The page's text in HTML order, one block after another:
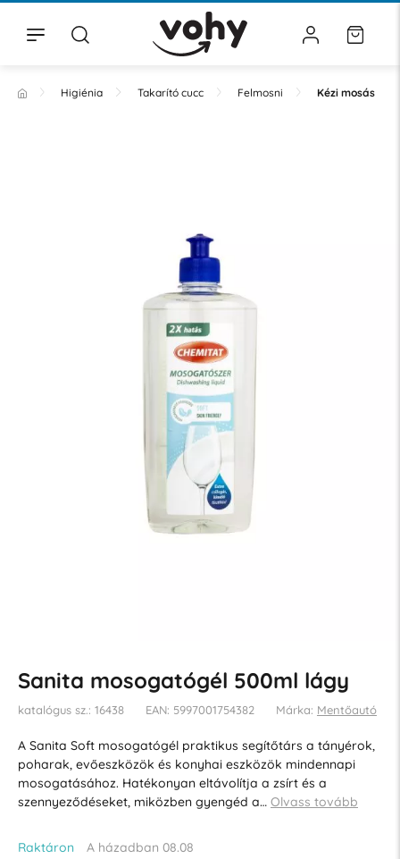
Higiénia Takarító cucc Felmosni Kézi mosás
Sanita mosogatógél 500ml lágy
katalógus sz.: 16438 EAN: 5997001754382 Márka: Mentőautó
A Sanita Soft mosogatógél praktikus segítőtárs a tányérok,
poharak, evőeszközök és konyhai eszközök mindennapi
mosogatásához. Hatékonyan eltávolítja a zsírt és a
szennyeződéseket, miközben gyengéd a… Olvass tovább
Raktáron A házadban 08.08